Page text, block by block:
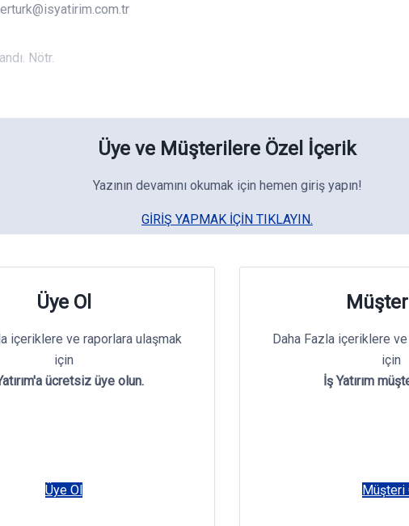
Nötr.
Üye ve Müşterilere Özel İçerik
Yazının devamını okumak için hemen giriş yapın!
GIRIŞ YAPMAK IÇIN TIKLAYIN.
Üye Ol
içeriklere ve raporlara ulaşmak
için
ücretsiz üye olun.
Üye Ol
Daha Fazla içeriklere
için
İş Yatırım
Müşteri